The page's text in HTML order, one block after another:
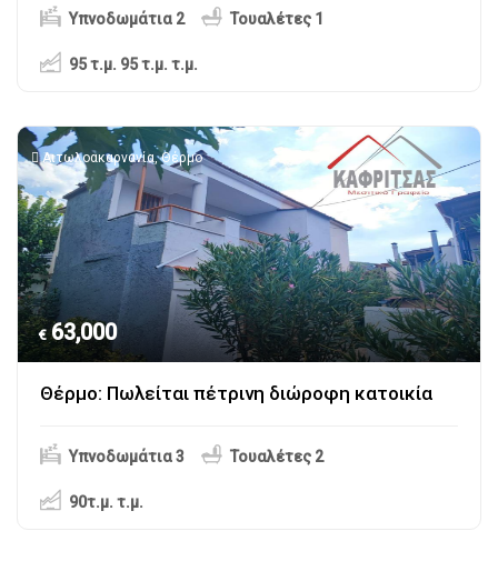
Υπνοδωμάτια 2 Τουαλέτες 1
95 τ.μ. 95 τ.μ. τ.μ.
Αιτωλοακαρνανία,Θέρμο
€ 63,000
Θέρμο: Πωλείται πέτρινη διώροφη κατοικία
Υπνοδωμάτια 3 Τουαλέτες 2
90τ.μ. τ.μ.